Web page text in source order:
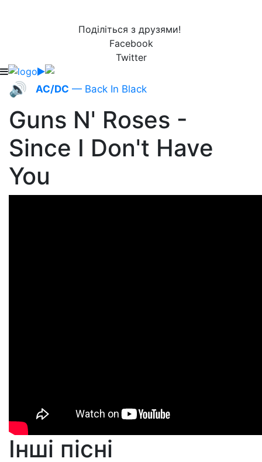
Поділіться з друзями!
Facebook
Twitter
🔊 AC/DC — Back In Black
Guns N' Roses -
Since I Don't Have
You
Інші пісні